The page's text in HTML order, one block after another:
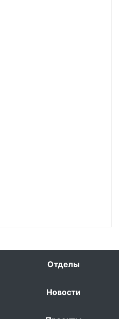
Отделы
Новости